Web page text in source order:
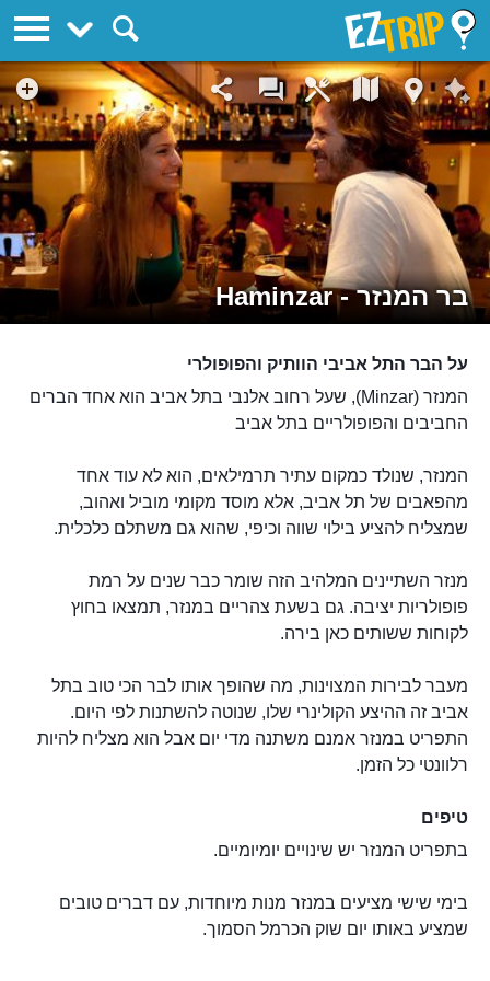
בר המנזר - Haminzar
על הבר התל אביבי הוותיק והפופולרי
המנזר (Minzar), שעל רחוב אלנבי בתל אביב הוא אחד הברים
החביבים והפופולריים בתל אביב
המנזר, שנולד כמקום עתיר תרמילאים, הוא לא עוד אחד
מהפאבים של תל אביב, אלא מוסד מקומי מוביל ואהוב,
שמצליח להציע בילוי שווה וכיפי, שהוא גם משתלם כלכלית.
מנזר השתיינים המלהיב הזה שומר כבר שנים על רמת
פופולריות יציבה. גם בשעת צהריים במנזר, תמצאו בחוץ
לקוחות ששותים כאן בירה.
מעבר לבירות המצוינות, מה שהופך אותו לבר הכי טוב בתל
אביב זה ההיצע הקולינרי שלו, שנוטה להשתנות לפי היום.
התפריט במנזר אמנם משתנה מדי יום אבל הוא מצליח להיות
רלוונטי כל הזמן.
טיפים
בתפריט המנזר יש שינויים יומיומיים.
בימי שישי מציעים במנזר מנות מיוחדות, עם דברים טובים
שמציע באותו יום שוק הכרמל הסמוך.
EZTrip